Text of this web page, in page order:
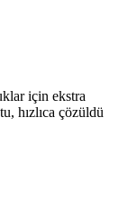
için ekstra
hızlıca çözüldü